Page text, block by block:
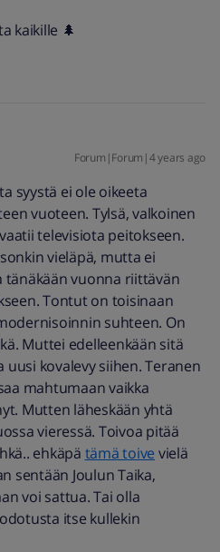
kaikille 🌲
Forum|Forum|4 years ago
syystä ei ole oikeeta
vuoteen. Tylsä, valkoinen
televisiota peitokseen.
vieläpä, mutta ei
tänäkään vuonna riittävän
Tontut on toisinaan
suhteen. On
Muttei edelleenkään sitä
kovalevy siihen. Teranen
mahtumaan vaikka
Mutten läheskään yhtä
vieressä. Toivoa pitää
ehkäpä tämä toive vielä
sentään Joulun Taika,
voi sattua. Tai olla
itse kullekin